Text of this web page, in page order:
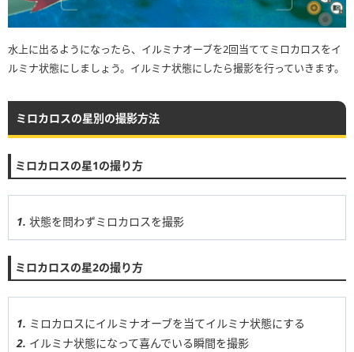
水上に出るようになったら、イルミナオーブを2回当ててミロカロスをイ
ルミナ状態にしましょう。イルミナ状態にしたら撮影を行っていきます。
ミロカロスの星別の撮影方法
ミロカロスの星1の撮り方
状態を問わずミロカロスを撮影
ミロカロスの星2の撮り方
ミロカロスにイルミナオーブを当てイルミナ状態にする
イルミナ状態になって喜んでいる瞬間を撮影